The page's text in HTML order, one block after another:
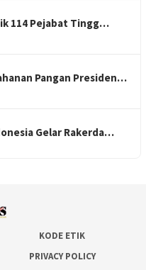
114 Pejabat Tingg…
Pangan Presiden…
Gelar Rakerda…
KODE ETIK
PRIVACY POLICY